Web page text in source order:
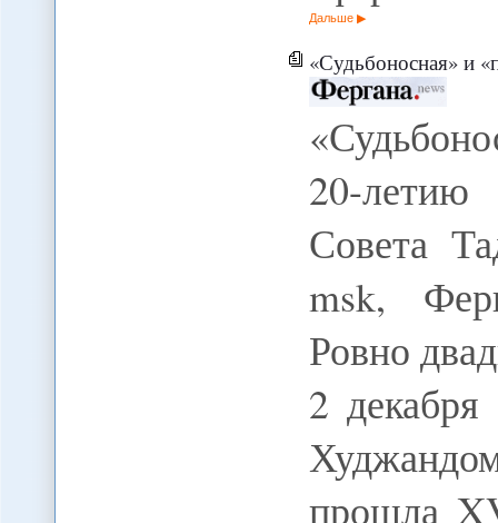
Дальше
«Судьбоносная» и
20-
Совета
msk,
Ровно
2
прошла